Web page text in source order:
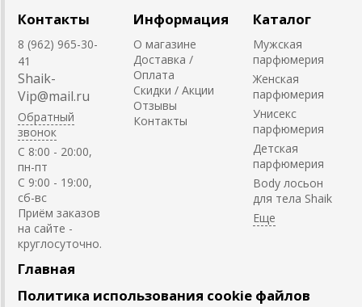
Контакты
8 (962) 965-30-
41
Shaik-
Vip@mail.ru
Обратный
звонок
C 8:00 - 20:00,
пн-пт
С 9:00 - 19:00,
сб-вс
Приём заказов
на сайте -
круглосуточно.
Информация
О магазине
Доставка /
Оплата
Скидки / Акции
Отзывы
Контакты
Каталог
Мужская
парфюмерия
Женская
парфюмерия
Унисекс
парфюмерия
Детская
парфюмерия
Body лосьон
для тела Shaik
Главная
Политика использования cookie файлов